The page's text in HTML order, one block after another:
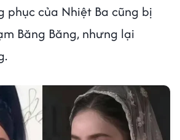
phục của Nhiệt Ba cũng bị
Băng Băng, nhưng lại